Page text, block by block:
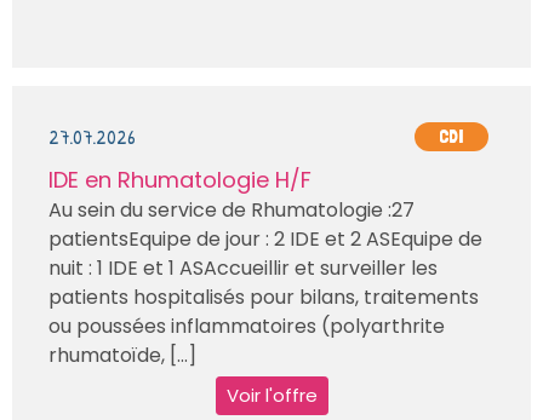
27.07.2026 CDI
IDE en Rhumatologie H/F
Au sein du service de Rhumatologie :27
patientsEquipe de jour : 2 IDE et 2 ASEquipe de
nuit : 1 IDE et 1 ASAccueillir et surveiller les
patients hospitalisés pour bilans, traitements
ou poussées inflammatoires (polyarthrite
rhumatoïde, [...]
Voir l'offre